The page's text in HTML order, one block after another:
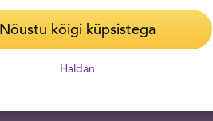
Nõustu kõigi küpsistega
Haldan